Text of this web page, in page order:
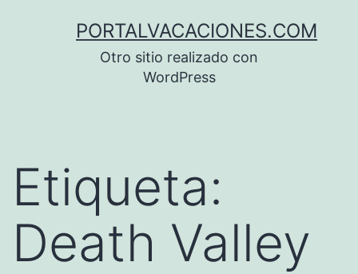
PORTALVACACIONES.COM
Otro sitio realizado con
WordPress
Etiqueta:
Death Valley